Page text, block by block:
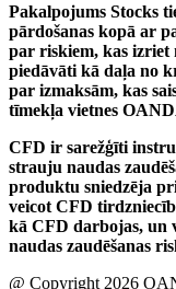
Pakalpojums Stocks
pārdošanas kopā ar
par riskiem, kas izriet
piedāvāti kā daļa no
par izmaksām, kas
tīmekļa vietnes
CFD ir sarežģīti
strauju naudas
produktu sniedzēja
veicot CFD
kā CFD darbojas, un
naudas zaudēšanas
@ Copyright 2026